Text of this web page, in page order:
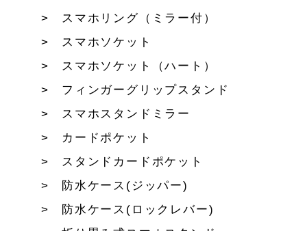
スマホリング（ミラー付）
スマホソケット
スマホソケット（ハート）
フィンガーグリップスタンド
スマホスタンドミラー
カードポケット
スタンドカードポケット
防水ケース(ジッパー)
防水ケース(ロックレバー)